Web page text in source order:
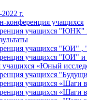
г.
конференция учащихся
учащихся
учащихся
учащихся "ЮИ"
«Юный
учащихся
учащихся «Шаги
учащихся «Шаги